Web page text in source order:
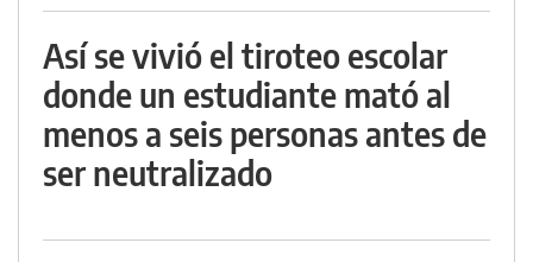
Así se vivió el tiroteo escolar
donde un estudiante mató al
menos a seis personas antes de
ser neutralizado